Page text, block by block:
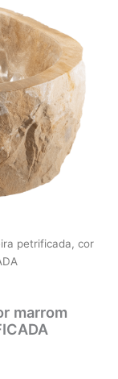
petrificada, cor
marrom